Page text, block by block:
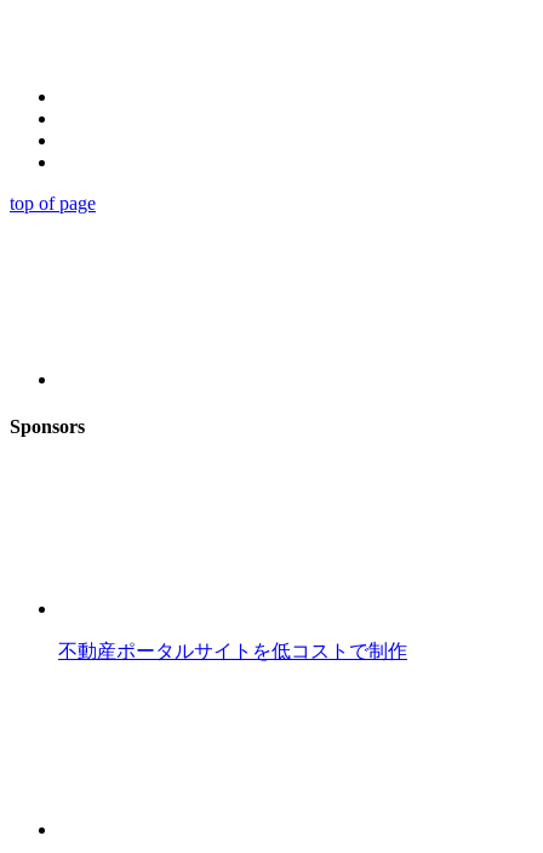
top of page
Sponsors
不動産ポータルサイトを低コストで制作